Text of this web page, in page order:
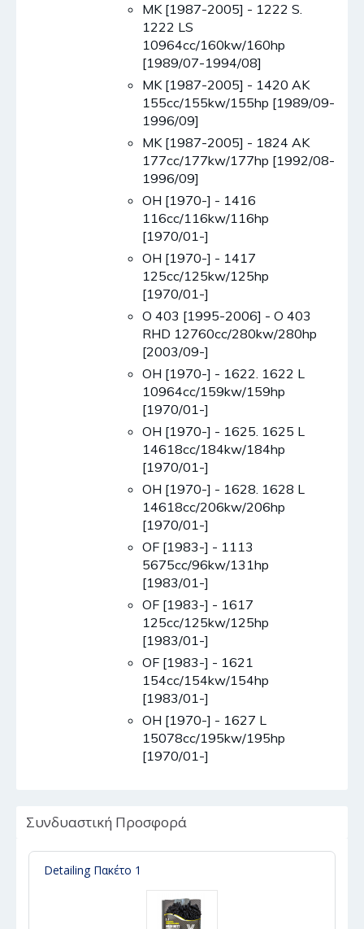
MK [1987-2005] - 1222 S.
1222 LS
10964cc/160kw/160hp
[1989/07-1994/08]
MK [1987-2005] - 1420 AK
155cc/155kw/155hp [1989/09-
1996/09]
MK [1987-2005] - 1824 AK
177cc/177kw/177hp [1992/08-
1996/09]
OH [1970-] - 1416
116cc/116kw/116hp
[1970/01-]
OH [1970-] - 1417
125cc/125kw/125hp
[1970/01-]
O 403 [1995-2006] - O 403
RHD 12760cc/280kw/280hp
[2003/09-]
OH [1970-] - 1622. 1622 L
10964cc/159kw/159hp
[1970/01-]
OH [1970-] - 1625. 1625 L
14618cc/184kw/184hp
[1970/01-]
OH [1970-] - 1628. 1628 L
14618cc/206kw/206hp
[1970/01-]
OF [1983-] - 1113
5675cc/96kw/131hp
[1983/01-]
OF [1983-] - 1617
125cc/125kw/125hp
[1983/01-]
OF [1983-] - 1621
154cc/154kw/154hp
[1983/01-]
OH [1970-] - 1627 L
15078cc/195kw/195hp
[1970/01-]
Συνδυαστική Προσφορά
Detailing Πακέτο 1